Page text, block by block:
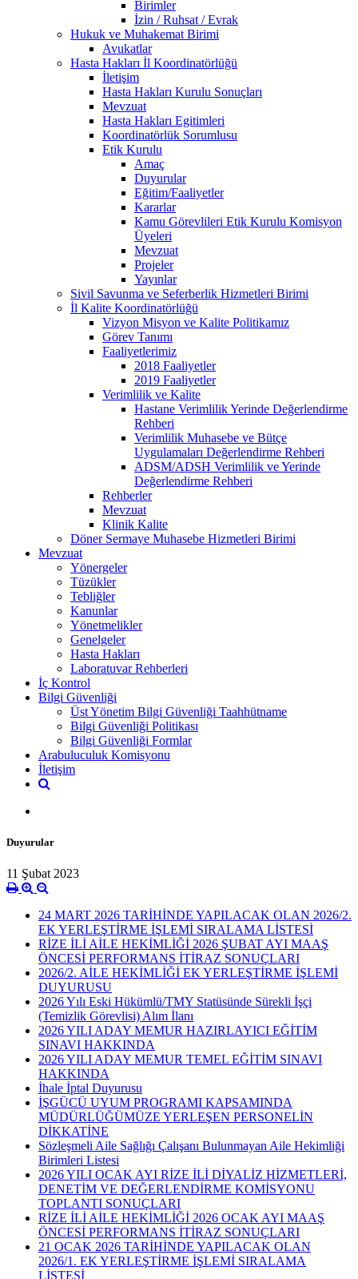
Birimler
İzin / Ruhsat / Evrak
Hukuk ve Muhakemat Birimi
Avukatlar
Hasta Hakları İl Koordinatörlüğü
İletişim
Hasta Hakları Kurulu Sonuçları
Mevzuat
Hasta Hakları Egitimleri
Koordinatörlük Sorumlusu
Etik Kurulu
Amaç
Duyurular
Eğitim/Faaliyetler
Kararlar
Kamu Görevlileri Etik Kurulu Komisyon
Üyeleri
Mevzuat
Projeler
Yayınlar
Sivil Savunma ve Seferberlik Hizmetleri Birimi
İl Kalite Koordinatörlüğü
Vizyon Misyon ve Kalite Politikamız
Görev Tanımı
Faaliyetlerimiz
2018 Faaliyetler
2019 Faaliyetler
Verimlilik ve Kalite
Hastane Verimlilik Yerinde Değerlendirme
Rehberi
Verimlilik Muhasebe ve Bütçe
Uygulamaları Değerlendirme Rehberi
ADSM/ADSH Verimlilik ve Yerinde
Değerlendirme Rehberi
Rehberler
Mevzuat
Klinik Kalite
Döner Sermaye Muhasebe Hizmetleri Birimi
Mevzuat
Yönergeler
Tüzükler
Tebliğler
Kanunlar
Yönetmelikler
Genelgeler
Hasta Hakları
Laboratuvar Rehberleri
İç Kontrol
Bilgi Güvenliği
Üst Yönetim Bilgi Güvenliği Taahhütname
Bilgi Güvenliği Politikası
Bilgi Güvenliği Formlar
Arabuluculuk Komisyonu
İletişim
Duyurular
11 Şubat 2023
24 MART 2026 TARİHİNDE YAPILACAK OLAN 2026/2.
EK YERLEŞTİRME İŞLEMİ SIRALAMA LİSTESİ
RİZE İLİ AİLE HEKİMLİĞİ 2026 ŞUBAT AYI MAAŞ
ÖNCESİ PERFORMANS İTİRAZ SONUÇLARI
2026/2. AİLE HEKİMLİĞİ EK YERLEŞTİRME İŞLEMİ
DUYURUSU
2026 Yılı Eski Hükümlü/TMY Statüsünde Sürekli İşçi
(Temizlik Görevlisi) Alım İlanı
2026 YILI ADAY MEMUR HAZIRLAYICI EĞİTİM
SINAVI HAKKINDA
2026 YILI ADAY MEMUR TEMEL EĞİTİM SINAVI
HAKKINDA
İhale İptal Duyurusu
İŞGÜCÜ UYUM PROGRAMI KAPSAMINDA
MÜDÜRLÜĞÜMÜZE YERLEŞEN PERSONELİN
DİKKATİNE
Sözleşmeli Aile Sağlığı Çalışanı Bulunmayan Aile Hekimliği
Birimleri Listesi
2026 YILI OCAK AYI RİZE İLİ DİYALİZ HİZMETLERİ,
DENETİM VE DEĞERLENDİRME KOMİSYONU
TOPLANTI SONUÇLARI
RİZE İLİ AİLE HEKİMLİĞİ 2026 OCAK AYI MAAŞ
ÖNCESİ PERFORMANS İTİRAZ SONUÇLARI
21 OCAK 2026 TARİHİNDE YAPILACAK OLAN
2026/1. EK YERLEŞTİRME İŞLEMİ SIRALAMA
LİSTESİ